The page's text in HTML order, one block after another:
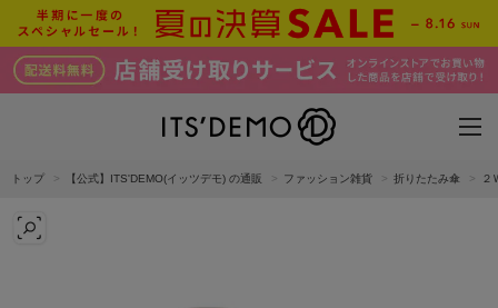
トップ 【公式】ITS'DEMO(イッツデモ) の通販 ファッション雑貨 折りたたみ傘 ２